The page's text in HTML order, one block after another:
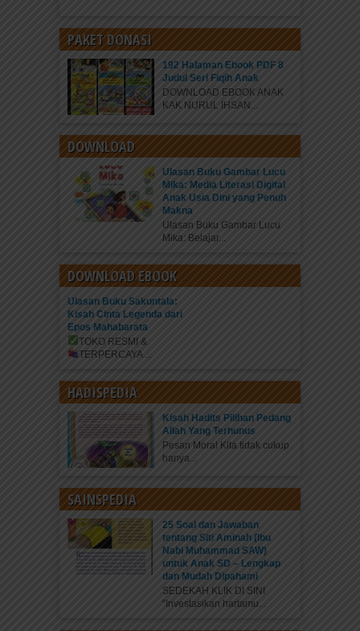
PAKET DONASI
192 Halaman Ebook PDF 8
Judul Seri Fiqih Anak
DOWNLOAD EBOOK ANAK
KAK NURUL IHSAN...
DOWNLOAD
Ulasan Buku Gambar Lucu
Mika: Media Literasi Digital
Anak Usia Dini yang Penuh
Makna
Ulasan Buku Gambar Lucu
Mika: Belajar...
DOWNLOAD EBOOK
Ulasan Buku Sakuntala:
Kisah Cinta Legenda dari
Epos Mahabarata
TOKO RESMI &
TERPERCAYA ...
HADISPEDIA
Kisah Hadits Pilihan Pedang
Allah Yang Terhunus
Pesan Moral Kita tidak cukup
hanya...
SAINSPEDIA
25 Soal dan Jawaban
tentang Siti Aminah (Ibu
Nabi Muhammad SAW)
untuk Anak SD – Lengkap
dan Mudah Dipahami
SEDEKAH KLIK DI SINI
“Investasikan hartamu...